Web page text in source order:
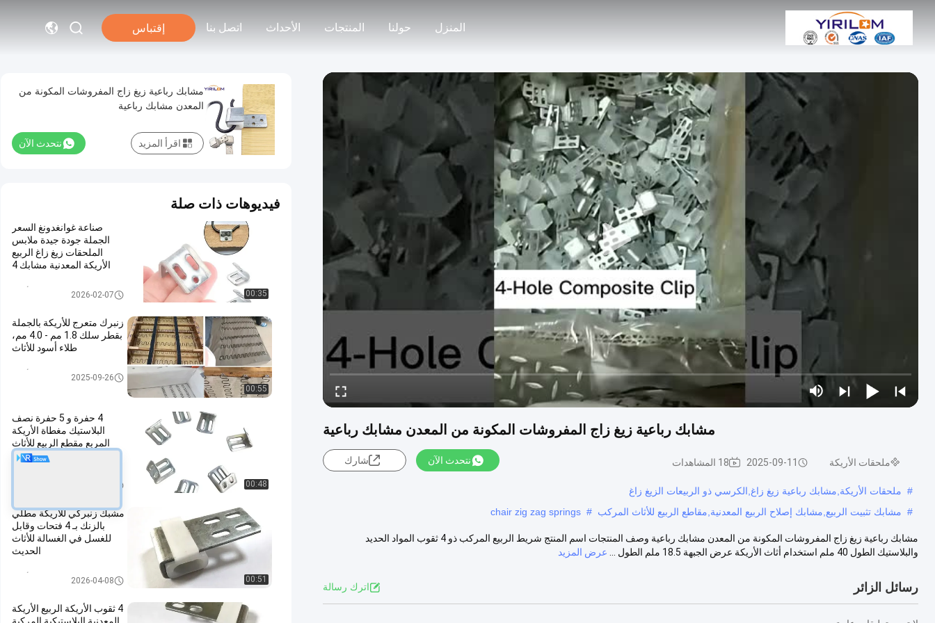
المنزل حولنا المنتجات الأحداث اتصل بنا إقتباس
مشابك رباعية زيغ زاج المفروشات المكونة من المعدن مشابك رباعية
ملحقات الأريكة 2025-09-11 18 المشاهدات نتحدث الآن شارك
# ملحقات الأريكة,مشابك رباعية زيغ زاغ,الكرسي ذو الربيعات الزيغ زاغ
# مشابك تثبيت الربيع,مشابك إصلاح الربيع المعدنية,مقاطع الربيع للأثاث المركب #
chair zig zag springs
مشابك رباعية زيغ زاج المفروشات المكونة من المعدن مشابك رباعية وصف المنتجات اسم المنتج شريط الربيع المركب ذو 4 ثقوب المواد الحديد
والبلاستيك الطول 40 ملم استخدام أثاث الأريكة عرض الجبهة 18.5 ملم الطول ...
عرض المزيد
رسائل الزائر اترك رسالة
مشابك رباعية زيغ زاج المفروشات المكونة من
المعدن مشابك رباعية
نتحدث الآن اقرأ المزيد
فيديوهات ذات صلة
00:35
صناعة غوانغدونغ السعر
الجملة جودة جيدة ملابس
الملحقات زيغ زاغ الربيع
الأريكة المعدنية مشابك 4
2026-02-07
00:55
زنبرك متعرج للأريكة بالجملة
بقطر سلك 1.8 مم - 4.0 مم،
طلاء أسود للأثاث
2025-09-26
00:48
4 حفرة و 5 حفرة نصف
البلاستيك مغطاة الأريكة
المربع مقطع الربيع للأثاث
الربيع زيغ زاغ
00:51
مشبك زنبركي للأريكة مطلي
بالزنك بـ 4 فتحات وقابل
للغسل في الغسالة للأثاث
الحديث
2026-04-08
4 ثقوب الأريكة الربيع الأريكة